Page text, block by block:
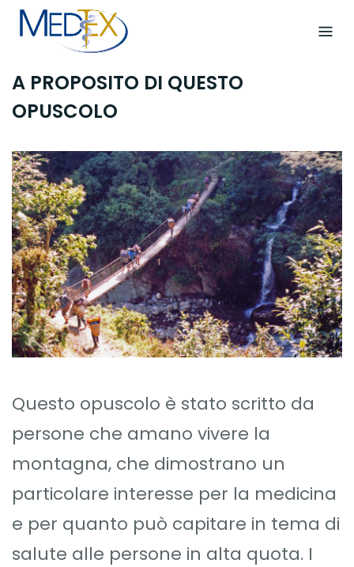
Skip
A PROPOSITO DI QUESTO
OPUSCOLO
Questo opuscolo è stato scritto da
persone che amano vivere la
montagna, che dimostrano un
particolare interesse per la medicina
e per quanto può capitare in tema di
salute alle persone in alta quota. I